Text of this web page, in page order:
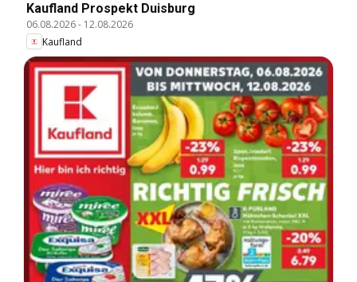
Kaufland Prospekt Duisburg
06.08.2026- 12.08.2026
Kaufland